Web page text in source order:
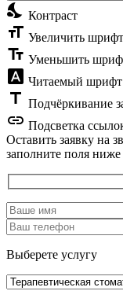
nights_stay Контраст
format_size Увеличить шрифт
text_fields Уменьшить
font_download Читаемый шрифт
title Подчёркивание
link Подсветка
Оставить заявку на
заполните поля ниже
Выберете услугу